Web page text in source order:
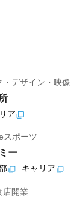
デザイン・映像
ア
スポーツ
ー
キャリア
店開業